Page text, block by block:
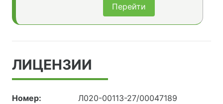
Перейти
ЛИЦЕНЗИИ
Номер:
Л020-00113-27/00047189